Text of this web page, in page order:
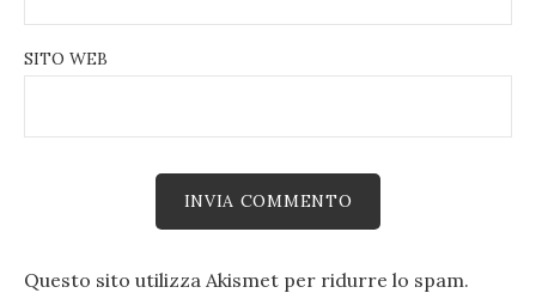
SITO WEB
Questo sito utilizza Akismet per ridurre lo spam.